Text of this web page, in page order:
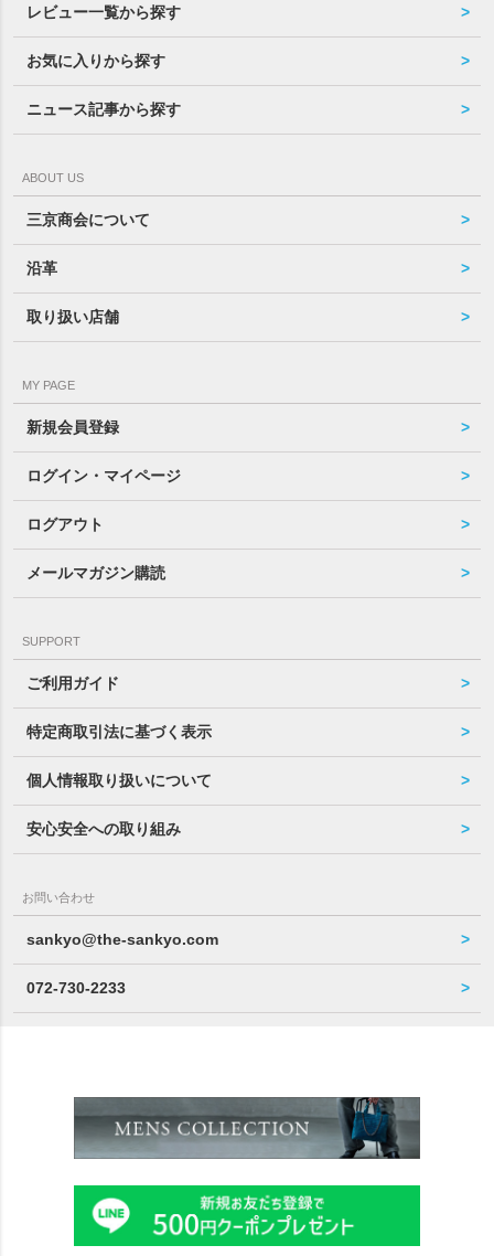
レビュー一覧から探す
お気に入りから探す
ニュース記事から探す
ABOUT US
三京商会について
沿革
取り扱い店舗
MY PAGE
新規会員登録
ログイン・マイページ
ログアウト
メールマガジン購読
SUPPORT
ご利用ガイド
特定商取引法に基づく表示
個人情報取り扱いについて
安心安全への取り組み
お問い合わせ
sankyo@the-sankyo.com
072-730-2233